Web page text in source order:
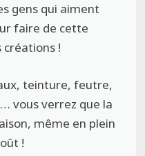
gens qui aiment
faire de cette
!
teinture, feutre,
vous verrez que la
même en plein
!